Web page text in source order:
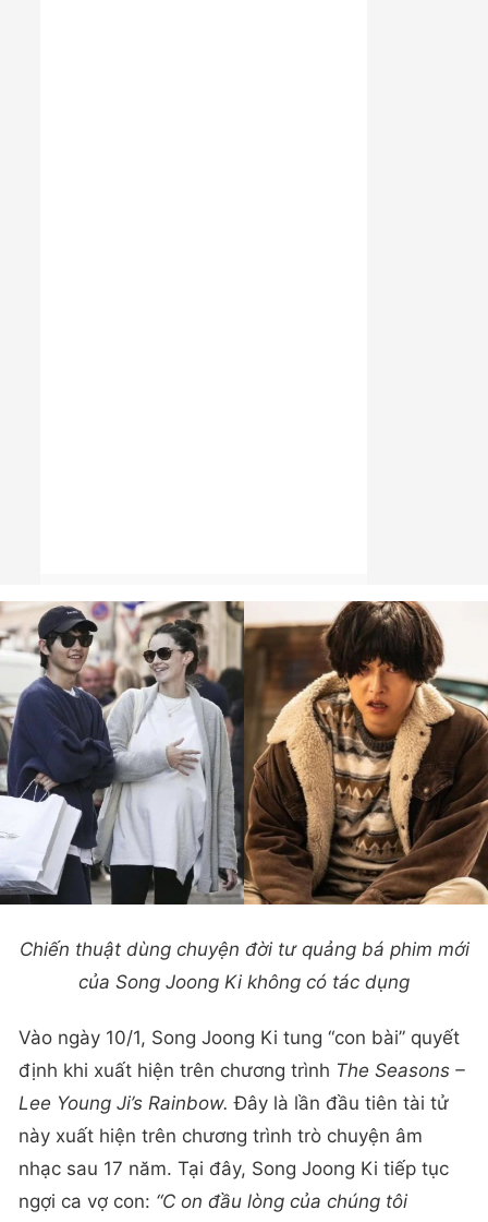
Chiến thuật dùng chuyện đời tư quảng bá phim mới
của Song Joong Ki không có tác dụng
Vào ngày 10/1, Song Joong Ki tung “con bài” quyết
định khi xuất hiện trên chương trình The Seasons –
Lee Young Ji’s Rainbow. Đây là lần đầu tiên tài tử
này xuất hiện trên chương trình trò chuyện âm
nhạc sau 17 năm. Tại đây, Song Joong Ki tiếp tục
ngợi ca vợ con: “C on đầu lòng của chúng tôi